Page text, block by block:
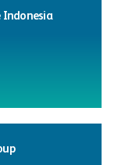
Indonesia